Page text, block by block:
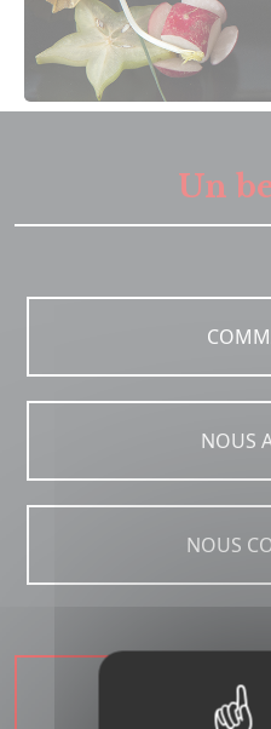
Un
NOUS
NOUS